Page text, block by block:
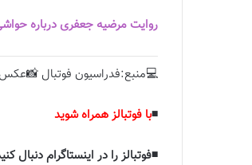
روایت مرضیه جعفری درباره
💻منبع:فدراسیون فوتبال
◾️با فوتبالز همراه شوید
◾️فوتبالز را در اینستاگرام دنبال